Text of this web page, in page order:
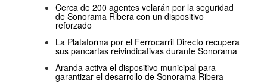
Cerca de 200 agentes velarán por la seguridad
de Sonorama Ribera con un dispositivo
reforzado
La Plataforma por el Ferrocarril Directo recupera
sus pancartas reivindicativas durante Sonorama
Aranda activa el dispositivo municipal para
garantizar el desarrollo de Sonorama Ribera